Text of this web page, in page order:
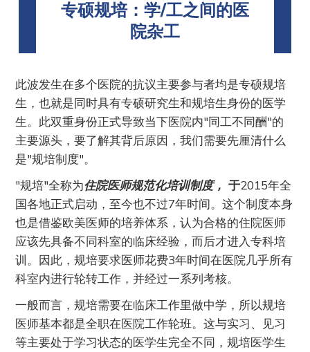
专硕规培：学/工之间的医
院杂工
此波发生在多个医院的抗议主要参与者均是专硕规培
生，也就是同时具有专硕研究生和规培生身份的医学
生。此双重身份正式导致当下医院内"同工不同酬"的
主要源头，要了解其背后原因，我们需要先厘清什么
是"规培制度"。
"规培"全称为住院医师规范化培训制度，于2015年全
国各地正式启动，至今也不过7年时间。这个制度本身
也是借鉴欧美医师的培养体系，认为合格的住院医师
应该先具备不同科室的临床经验，而后才进入专科培
训。因此，规培要求医师花费3年时间在医院几乎所有
科室内进行轮转工作，并经过一系列考核。
一般而言，规培需要在临床工作里做中学，所以规培
医师基本都是全职在医院工作轮班。这与实习、见习
等主要处于学习状态的医学生完全不同，规培医学生